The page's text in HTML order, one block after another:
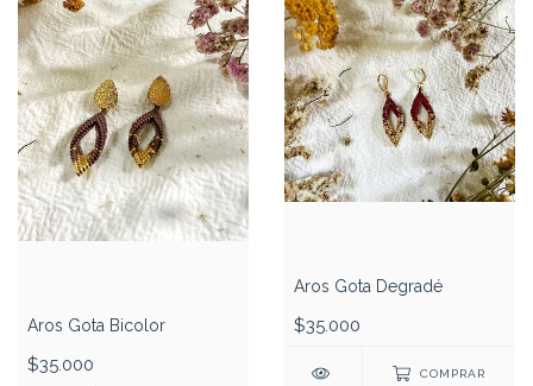
Aros Gota Bicolor
$35.000
Aros Gota Degradé
$35.000
COMPRAR